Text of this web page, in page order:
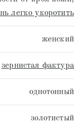
легко укоротить
женский
зернистая фактура
однотонный
золотистый